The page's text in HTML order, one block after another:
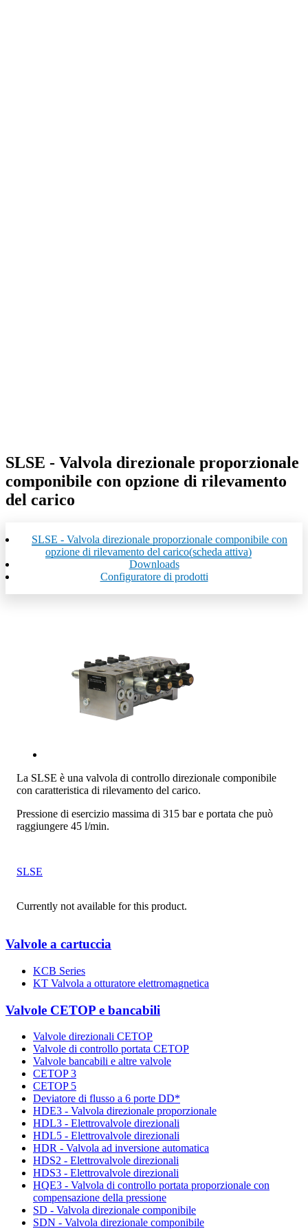
SLSE - Valvola direzionale proporzionale
componibile con opzione di rilevamento
del carico
SLSE - Valvola direzionale proporzionale componibile con
opzione di rilevamento del carico(scheda attiva)
Downloads
Configuratore di prodotti
La SLSE è una valvola di controllo direzionale componibile
con caratteristica di rilevamento del carico.
Pressione di esercizio massima di 315 bar e portata che può
raggiungere 45 l/min.
SLSE
Currently not available for this product.
Valvole a cartuccia
KCB Series
KT Valvola a otturatore elettromagnetica
Valvole CETOP e bancabili
Valvole direzionali CETOP
Valvole di controllo portata CETOP
Valvole bancabili e altre valvole
CETOP 3
CETOP 5
Deviatore di flusso a 6 porte DD*
HDE3 - Valvola direzionale proporzionale
HDL3 - Elettrovalvole direzionali
HDL5 - Elettrovalvole direzionali
HDR - Valvola ad inversione automatica
HDS2 - Elettrovalvole direzionali
HDS3 - Elettrovalvole direzionali
HQE3 - Valvola di controllo portata proporzionale con
compensazione della pressione
SD - Valvola direzionale componibile
SDN - Valvola direzionale componibile